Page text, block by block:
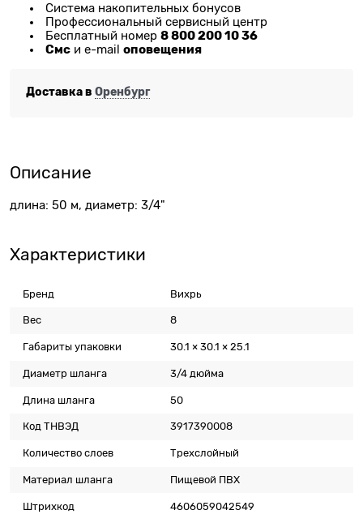
Система накопительных бонусов
Профессиональный сервисный центр
Бесплатный номер 8 800 200 10 36
Смс и e-mail оповещения
Доставка в Оренбург
Описание
длина: 50 м, диаметр: 3/4"
Характеристики
Бренд Вихрь
Вес 8
Габариты упаковки 30.1 × 30.1 × 25.1
Диаметр шланга 3/4 дюйма
Длина шланга 50
Код ТНВЭД 3917390008
Количество слоев Трехслойный
Материал шланга Пищевой ПВХ
Штрихкод 4606059042549